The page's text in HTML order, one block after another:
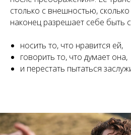
столько с внешностью,
наконец разрешает себе быть
носить то, что нравится ей,
говорить то, что думает она,
и перестать пытаться